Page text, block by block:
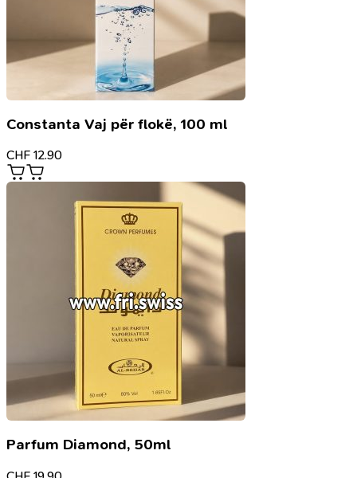
Constanta Vaj për flokë, 100 ml
CHF 12.90
Parfum Diamond, 50ml